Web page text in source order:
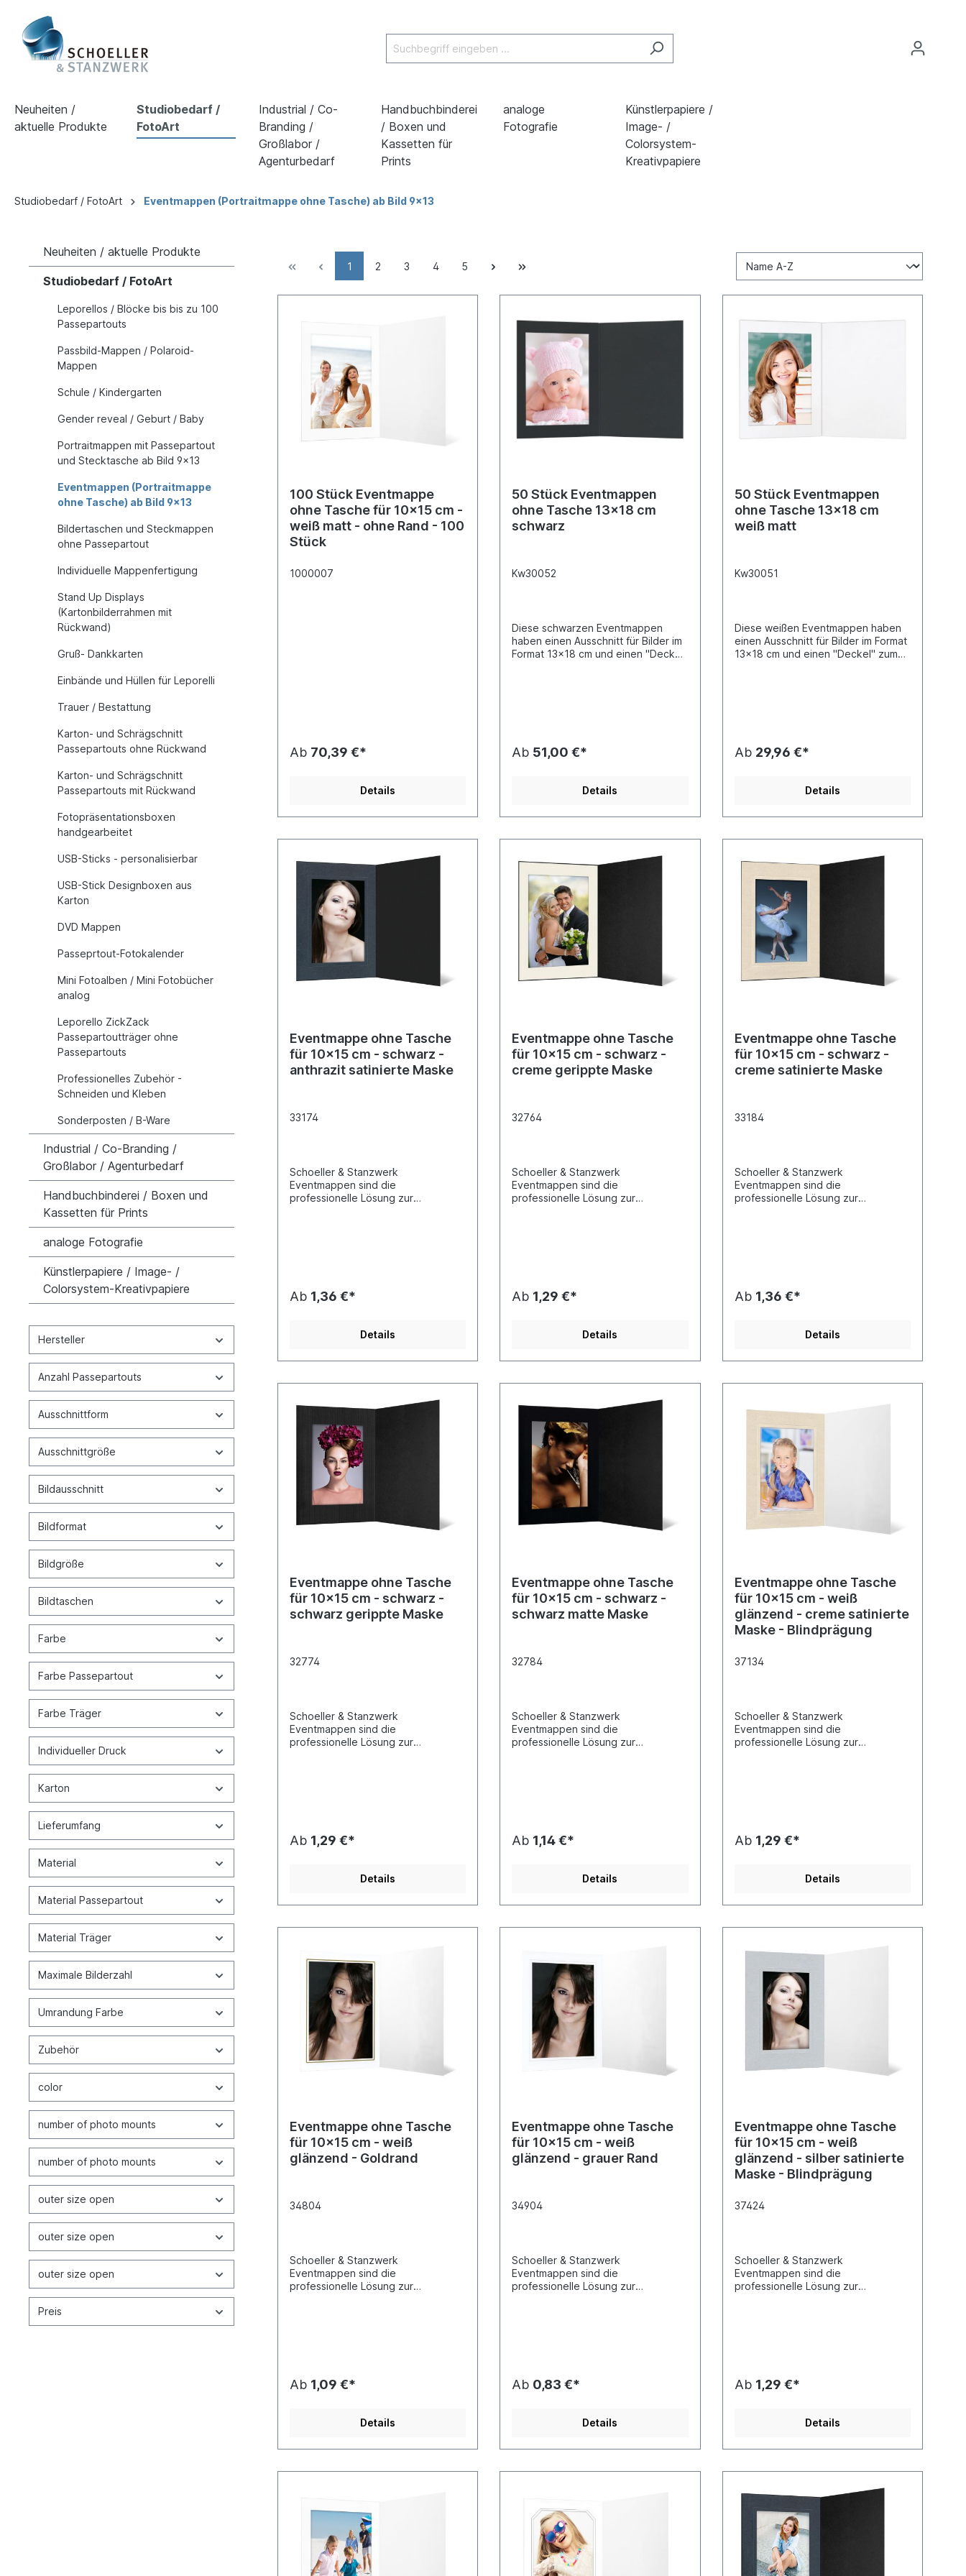
Neuheiten /
aktuelle Produkte
Studiobedarf /
FotoArt
Industrial / Co-
Branding /
Großlabor /
Agenturbedarf
Handbuchbinderei
/ Boxen und
Kassetten für
Prints
analoge
Fotografie
Künstlerpapiere /
Image- /
Colorsystem-
Kreativpapiere
Studiobedarf / FotoArt Eventmappen (Portraitmappe ohne Tasche) ab Bild 9x13
Neuheiten / aktuelle Produkte
Studiobedarf / FotoArt
Leporellos / Blöcke bis bis zu 100
Passepartouts
Passbild-Mappen / Polaroid-
Mappen
Schule / Kindergarten
Gender reveal / Geburt / Baby
Portraitmappen mit Passepartout
und Stecktasche ab Bild 9x13
Eventmappen (Portraitmappe
ohne Tasche) ab Bild 9x13
Bildertaschen und Steckmappen
ohne Passepartout
Individuelle Mappenfertigung
Stand Up Displays
(Kartonbilderrahmen mit
Rückwand)
Gruß- Dankkarten
Einbände und Hüllen für Leporelli
Trauer / Bestattung
Karton- und Schrägschnitt
Passepartouts ohne Rückwand
Karton- und Schrägschnitt
Passepartouts mit Rückwand
Fotopräsentationsboxen
handgearbeitet
USB-Sticks - personalisierbar
USB-Stick Designboxen aus
Karton
DVD Mappen
Passeprtout-Fotokalender
Mini Fotoalben / Mini Fotobücher
analog
Leporello ZickZack
Passepartoutträger ohne
Passepartouts
Professionelles Zubehör -
Schneiden und Kleben
Sonderposten / B-Ware
Industrial / Co-Branding /
Großlabor / Agenturbedarf
Handbuchbinderei / Boxen und
Kassetten für Prints
analoge Fotografie
Künstlerpapiere / Image- /
Colorsystem-Kreativpapiere
Hersteller
Anzahl Passepartouts
Ausschnittform
Ausschnittgröße
Bildausschnitt
Bildformat
Bildgröße
Bildtaschen
Farbe
Farbe Passepartout
Farbe Träger
Individueller Druck
Karton
Lieferumfang
Material
Material Passepartout
Material Träger
Maximale Bilderzahl
Umrandung Farbe
Zubehör
color
number of photo mounts
number of photo mounts
outer size open
outer size open
outer size open
Preis
1 2 3 4 5
100 Stück Eventmappe
ohne Tasche für 10x15 cm -
weiß matt - ohne Rand - 100
Stück
1000007
Ab 70,39 €*
Details
50 Stück Eventmappen
ohne Tasche 13x18 cm
schwarz
Kw30052
Diese schwarzen Eventmappen
haben einen Ausschnitt für Bilder im
Format 13x18 cm und einen "Deckel"
Ab 51,00 €*
Details
50 Stück Eventmappen
ohne Tasche 13x18 cm
weiß matt
Kw30051
Diese weißen Eventmappen haben
einen Ausschnitt für Bilder im Format
13x18 cm und einen "Deckel" zum
Ab 29,96 €*
Details
Eventmappe ohne Tasche
für 10x15 cm - schwarz -
anthrazit satinierte Maske
33174
Schoeller & Stanzwerk
Eventmappen sind die
professionelle Lösung zur
Ab 1,36 €*
Details
Eventmappe ohne Tasche
für 10x15 cm - schwarz -
creme gerippte Maske
32764
Schoeller & Stanzwerk
Eventmappen sind die
professionelle Lösung zur
Ab 1,29 €*
Details
Eventmappe ohne Tasche
für 10x15 cm - schwarz -
creme satinierte Maske
33184
Schoeller & Stanzwerk
Eventmappen sind die
professionelle Lösung zur
Ab 1,36 €*
Details
Eventmappe ohne Tasche
für 10x15 cm - schwarz -
schwarz gerippte Maske
32774
Schoeller & Stanzwerk
Eventmappen sind die
professionelle Lösung zur
Ab 1,29 €*
Details
Eventmappe ohne Tasche
für 10x15 cm - schwarz -
schwarz matte Maske
32784
Schoeller & Stanzwerk
Eventmappen sind die
professionelle Lösung zur
Ab 1,14 €*
Details
Eventmappe ohne Tasche
für 10x15 cm - weiß
glänzend - creme satinierte
Maske - Blindprägung
37134
Schoeller & Stanzwerk
Eventmappen sind die
professionelle Lösung zur
Ab 1,29 €*
Details
Eventmappe ohne Tasche
für 10x15 cm - weiß
glänzend - Goldrand
34804
Schoeller & Stanzwerk
Eventmappen sind die
professionelle Lösung zur
Ab 1,09 €*
Details
Eventmappe ohne Tasche
für 10x15 cm - weiß
glänzend - grauer Rand
34904
Schoeller & Stanzwerk
Eventmappen sind die
professionelle Lösung zur
Ab 0,83 €*
Details
Eventmappe ohne Tasche
für 10x15 cm - weiß
glänzend - silber satinierte
Maske - Blindprägung
37424
Schoeller & Stanzwerk
Eventmappen sind die
professionelle Lösung zur
Ab 1,29 €*
Details